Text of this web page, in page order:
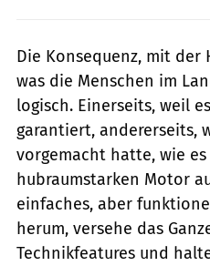
Die Konsequenz, mit der
was die Menschen im
logisch. Einerseits, weil
garantiert, andererseits,
vorgemacht hatte, wie
hubraumstarken Motor
einfaches, aber
herum, versehe das
Technikfeatures und